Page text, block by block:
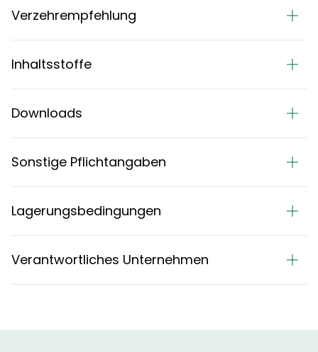
Verzehrempfehlung
Inhaltsstoffe
Downloads
Sonstige Pflichtangaben
Lagerungsbedingungen
Verantwortliches Unternehmen